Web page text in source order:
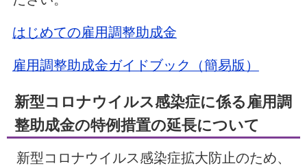
はじめての雇用調整助成金
雇用調整助成金ガイドブック（簡易版）
新型コロナウイルス感染症に係る雇用調
整助成金の特例措置の延長について
新型コロナウイルス感染症拡大防止のため、